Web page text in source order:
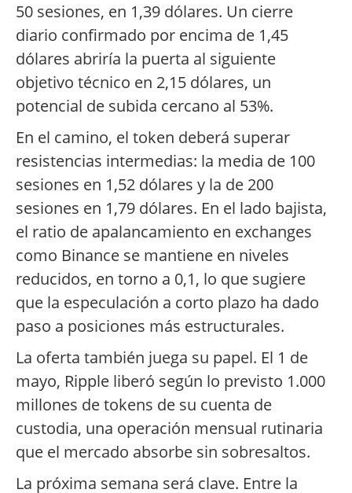
50 sesiones, en 1,39 dólares. Un cierre
diario confirmado por encima de 1,45
dólares abriría la puerta al siguiente
objetivo técnico en 2,15 dólares, un
potencial de subida cercano al 53%.
En el camino, el token deberá superar
resistencias intermedias: la media de 100
sesiones en 1,52 dólares y la de 200
sesiones en 1,79 dólares. En el lado bajista,
el ratio de apalancamiento en exchanges
como Binance se mantiene en niveles
reducidos, en torno a 0,1, lo que sugiere
que la especulación a corto plazo ha dado
paso a posiciones más estructurales.
La oferta también juega su papel. El 1 de
mayo, Ripple liberó según lo previsto 1.000
millones de tokens de su cuenta de
custodia, una operación mensual rutinaria
que el mercado absorbe sin sobresaltos.
La próxima semana será clave. Entre la